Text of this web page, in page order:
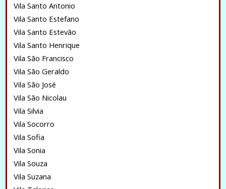
Vila Santo Antonio
Vila Santo Estefano
Vila Santo Estevão
Vila Santo Henrique
Vila São Francisco
Vila São Geraldo
Vila São José
Vila São Nicolau
Vila Silvia
Vila Socorro
Vila Sofia
Vila Sonia
Vila Souza
Vila Suzana